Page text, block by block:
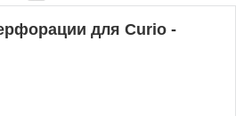
для Curio -